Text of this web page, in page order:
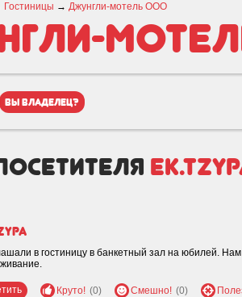
Гостиницы → Джунгли-мотель ООО
вы владелец?
в гостиницу в банкетный зал на юбилей.
Круто! (0) Смешно! (0)